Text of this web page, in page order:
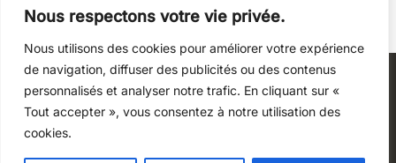
Nous respectons votre vie privée.
Nous utilisons des cookies pour améliorer votre expérience
de navigation, diffuser des publicités ou des contenus
personnalisés et analyser notre trafic. En cliquant sur «
Tout accepter », vous consentez à notre utilisation des
cookies.
Politique de confidentialité